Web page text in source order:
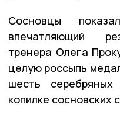
Сосновцы
впечатляющий
тренера Олега
целую россыпь
шесть
копилке сосновских